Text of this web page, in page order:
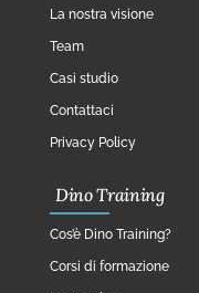
La nostra visione
Team
Casi studio
Contattaci
Privacy Policy
Dino Training
Cos’è Dino Training?
Corsi di formazione